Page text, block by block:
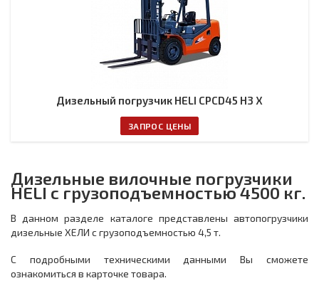
Дизельный погрузчик HELI CPCD45 H3 X
ЗАПРОС ЦЕНЫ
Дизельные вилочные погрузчики
HELI с грузоподъемностью 4500 кг.
В данном разделе каталоге представлены автопогрузчики
дизельные ХЕЛИ с грузоподъемностью 4,5 т.
С подробными техническими данными Вы сможете
ознакомиться в карточке товара.